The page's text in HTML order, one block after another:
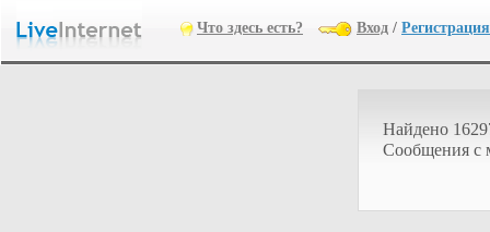
Что здесь есть? Вход / Регистрация
Найдено
Cообщения с